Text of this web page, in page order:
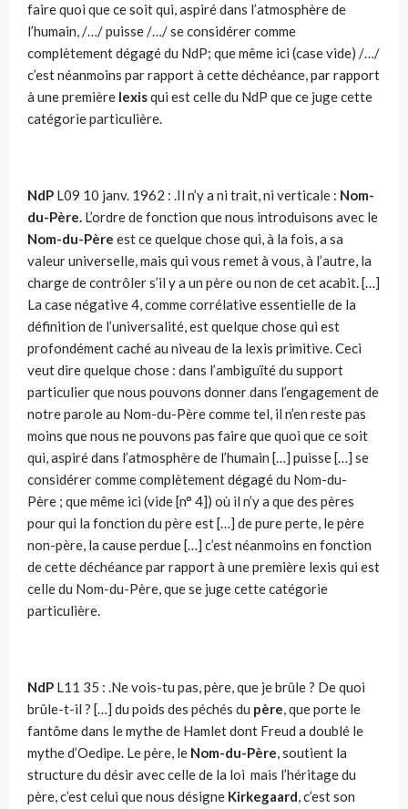
faire quoi que ce soit qui, aspiré dans l’atmosphère de
l’humain, /…/ puisse /…/ se considérer comme
complètement dégagé du NdP; que même ici (case vide) /…/
c’est néanmoins par rapport à cette déchéance, par rapport
à une première lexisqui est celle du NdP que ce juge cette
catégorie particulière.
NdP L09 10 janv. 1962 : .Il n’y a ni trait, ni verticale : Nom-
du-Père. L’ordre de fonction que nous introduisons avec le
Nom-du-Père est ce quelque chose qui, à la fois, a sa
valeur universelle, mais qui vous remet à vous, à l’autre, la
charge de contrôler s’il y a un père ou non de cet acabit. […]
La case négative 4, comme corrélative essentielle de la
défi­nition de l’universalité, est quelque chose qui est
profondément caché au niveau de la lexis primitive. Ceci
veut dire quelque chose : dans l’ambi­guïté du support
particulier que nous pouvons donner dans l’engagement de
notre parole au Nom-du-Père comme tel, il n’en reste pas
moins que nous ne pouvons pas faire que quoi que ce soit
qui, aspiré dans l’atmo­sphère de l’humain […] puisse […] se
considérer comme complètement dégagé du Nom-du-
Père ; que même ici (vide [n° 4]) où il n’y a que des pères
pour qui la fonction du père est […] de pure perte, le père
non-père, la cause perdue […] c’est néanmoins en fonction
de cette dé­chéance par rapport à une première lexis qui est
celle du Nom-du-Père, que se juge cette catégorie
particulière.
NdP L11 35 : .Ne vois-tu pas, père, que je brûle ? De quoi
brûle-t-il ? […] du poids des péchés du père, que porte le
fantôme dans le mythe de Hamlet dont Freud a doublé le
mythe d’Oedipe. Le père, le Nom-du-Père, soutient la
structure du désir avec celle de la loi mais l’héritage du
père, c’est celui que nous désigne Kirkegaard, c’est son